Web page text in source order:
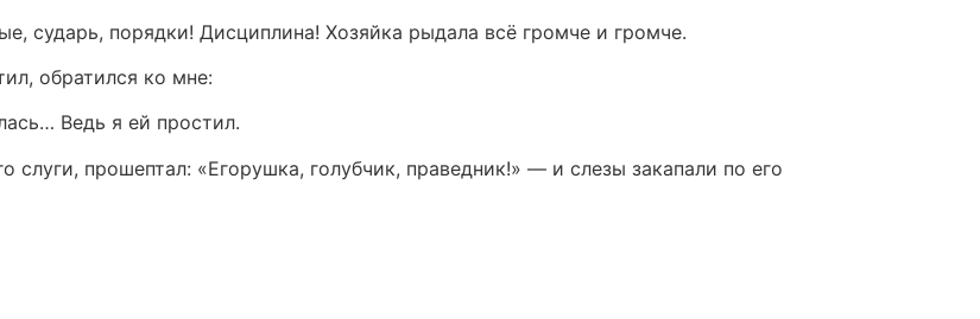
сударь, порядки! Дисциплина! Хозяйка рыдала всё громче и громче.
обратился ко мне:
Ведь я ей простил.
прошептал: «Егорушка, голубчик, праведник!» — и слезы закапали по его